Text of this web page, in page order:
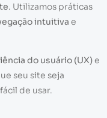
. Utilizamos práticas
intuitiva e
do usuário (UX)e
seu site seja
de usar.